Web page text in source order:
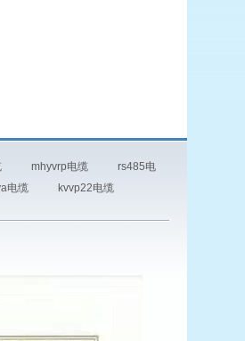
mhyvrp电缆
rs485电
电缆
kvvp22电缆